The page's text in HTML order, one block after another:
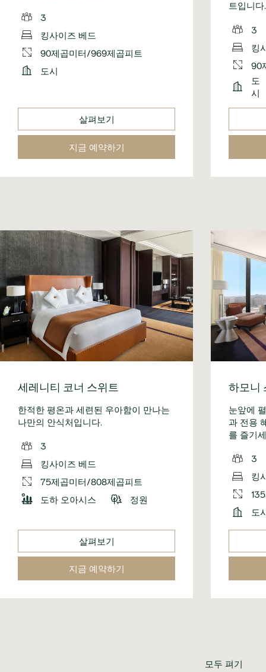
3
킹사이즈 베드
90제곱미터/969제곱피트
도시
살펴보기
지금 예약하기
트입니다.
3
킹
90
도
시
세레니티 코너 스위트
한적한 평온과 세련된 우아함이 만나는
나만의 안식처입니다.
3
킹사이즈 베드
75제곱미터/808제곱피트
도하 오아시스
정원
살펴보기
지금 예약하기
하모니
눈앞에
과 전용
를 즐기
3
킹
도
모두 펴기